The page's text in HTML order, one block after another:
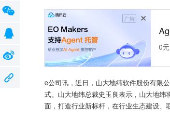
广告
0
e公司讯，近日，山大地纬软件股份有限
式。山大地纬总裁史玉良表示，山大地
面，打造行业新标杆，在行业生态建设、